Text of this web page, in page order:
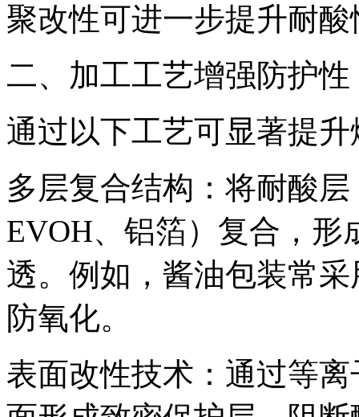
聚改性可进一步提升耐酸
二、加工工艺增强防护性
通过以下工艺可显著提
多层复合结构：将耐酸
EVOH、铝箔）复合，
透。例如，酱油包装常
防氧化。
表面改性技术：通过等